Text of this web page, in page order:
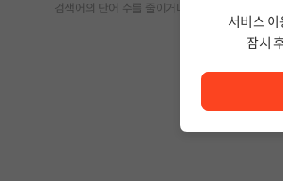
검색어의 단어 수를 줄이거나 필터조건을 변경하세
서비스
잠시